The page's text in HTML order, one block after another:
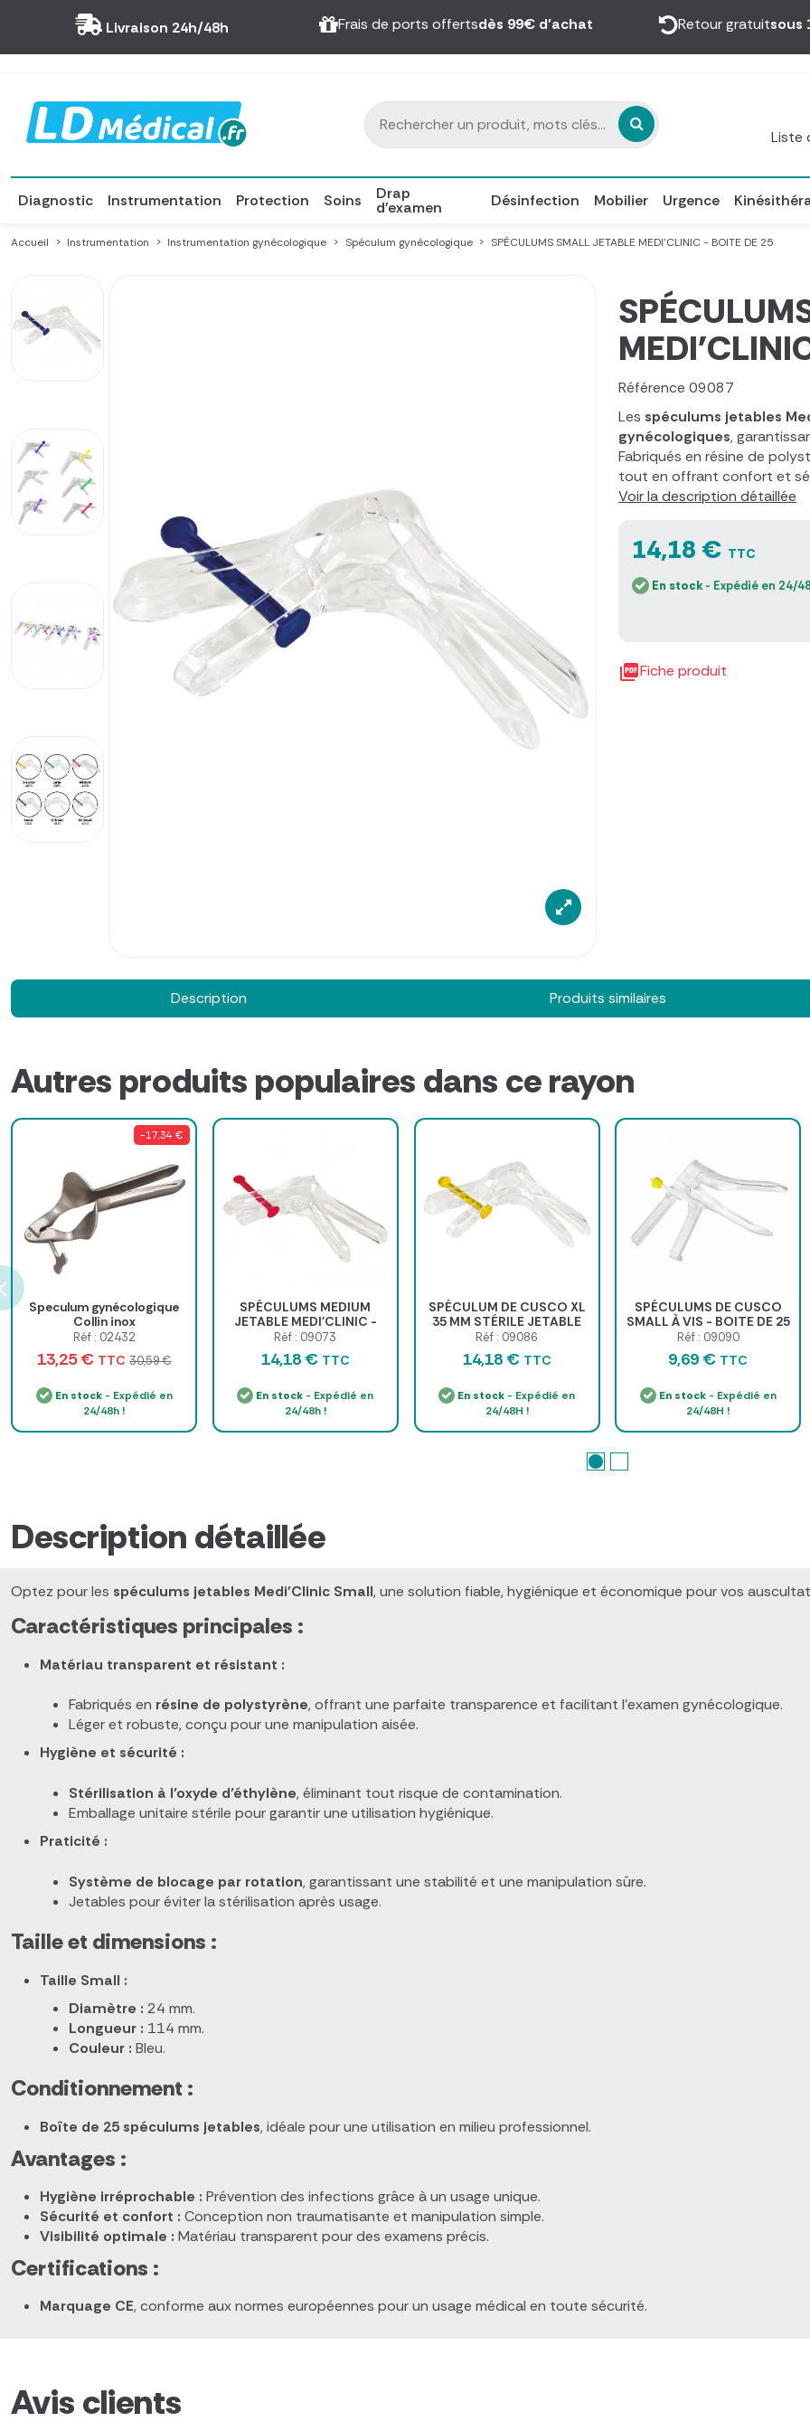
Livraison 24h/48h Frais de ports offertsdès 99€ d’achat Retour gratuitsous
Liste
Diagnostic Instrumentation Protection Soins Drap
d'examen Désinfection Mobilier Urgence
Accueil Instrumentation Instrumentation gynécologique Spéculum gynécologique SPÉCULUMS SMALL JETABLE MEDI'CLINIC - BOITE DE 25
Référence 09087
Les spéculums jetables
gynécologiques,
Fabriqués en résine de
tout en offrant confort et
Voir la description détaillée
14,18 € TTC
En stock- Expédié en 24/
Fiche produit
Description Produits similaires
Autres produits populaires dans ce rayon
-17,34 €
Speculum gynécologique
Collin inox
Réf : 02432
13,25 € TTC 30,59 €
En stock- Expédié en
24/48h !
SPÉCULUMS MEDIUM
JETABLE MEDI'CLINIC -
BOITE DE 25
Réf : 09073
14,18 € TTC
En stock - Expédié en
24/48h !
SPÉCULUM DE CUSCO XL
35 MM STÉRILE JETABLE
MEDICLINIC - boîte de 25
Réf : 09086
14,18 € TTC
En stock - Expédié en
24/48H !
SPÉCULUMS DE CUSCO
SMALL À VIS - BOITE DE 25
Réf : 09090
9,69 € TTC
En stock- Expédié en
24/48H !
Description détaillée
Optez pour les spéculums jetables Medi'Clinic Small, une solution fiable, hygiénique et économique pour vos
Caractéristiques principales :
Matériau transparent et résistant :
Fabriqués en résine de polystyrène, offrant une parfaite transparence et facilitant l’examen gynécologique.
Léger et robuste, conçu pour une manipulation aisée.
Hygiène et sécurité :
Stérilisation à l’oxyde d’éthylène, éliminant tout risque de contamination.
Emballage unitaire stérile pour garantir une utilisation hygiénique.
Praticité :
Système de blocage par rotation, garantissant une stabilité et une manipulation sûre.
Jetables pour éviter la stérilisation après usage.
Taille et dimensions :
Taille Small :
Diamètre : 24 mm.
Longueur : 114 mm.
Couleur : Bleu.
Conditionnement :
Boîte de 25 spéculums jetables, idéale pour une utilisation en milieu professionnel.
Avantages :
Hygiène irréprochable : Prévention des infections grâce à un usage unique.
Sécurité et confort : Conception non traumatisante et manipulation simple.
Visibilité optimale : Matériau transparent pour des examens précis.
Certifications :
Marquage CE, conforme aux normes européennes pour un usage médical en toute sécurité.
Avis clients
Panneau de gestion des cookies